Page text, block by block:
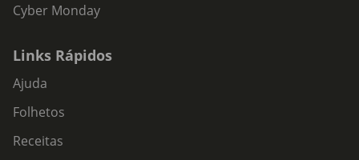
Cyber Monday
Links Rápidos
Ajuda
Folhetos
Receitas